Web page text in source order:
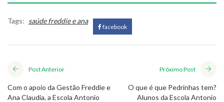
Tags: saúde freddie e ana
facebook
Post Anterior
Com o apoio da Gestão Freddie e
Ana Claudia, a Escola Antonio
Próximo Post
O que é que Pedrinhas tem?
Alunos da Escola Antonio